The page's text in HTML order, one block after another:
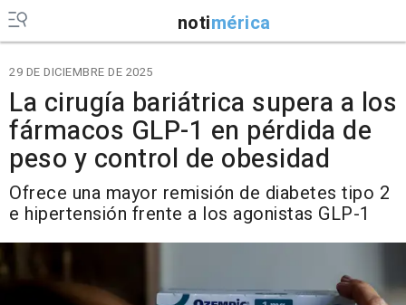
notimérica
29 DE DICIEMBRE DE 2025
La cirugía bariátrica supera a los
fármacos GLP-1 en pérdida de
peso y control de obesidad
Ofrece una mayor remisión de diabetes tipo 2
e hipertensión frente a los agonistas GLP-1